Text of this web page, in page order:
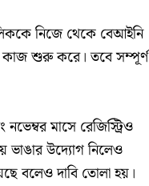
নিজে থেকে বেআইনি
কাজ শুরু করে। তবে সম্পূর্ণ
মাসে রেজিস্ট্রিও
ভাঙার উদ্যোগ নিলেও
বলেও দাবি তোলা হয়।